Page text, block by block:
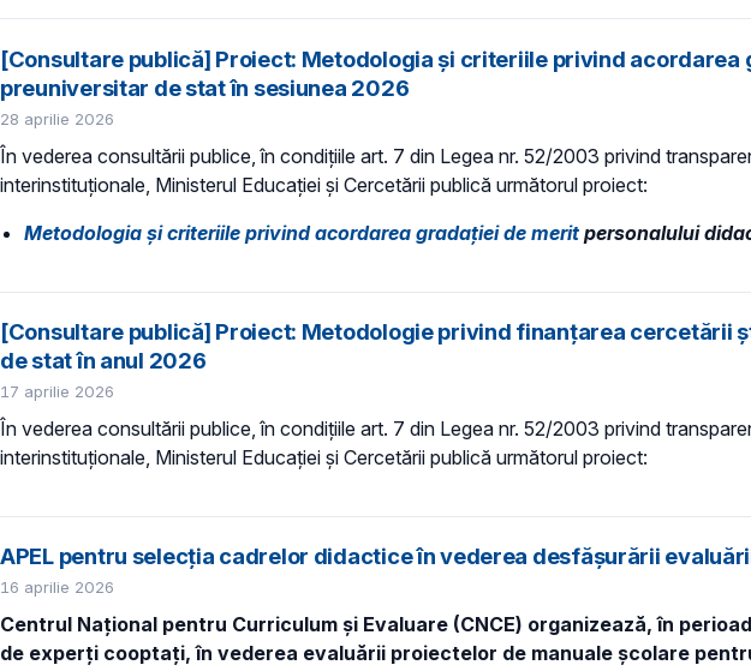
[Consultare publică] Proiect: Metodologia şi criteriile privind
preuniversitar de stat în sesiunea 2026
28 aprilie 2026
În vederea consultării publice, în condiţiile art. 7 din Legea nr. 52/2003 privind
interinstituționale, Ministerul Educaţiei și Cercetării publică următorul proiect:
Metodologia şi criteriile privind acordarea gradaţiei de merit personalului
[Consultare publică] Proiect: Metodologie privind finanțarea
de stat în anul 2026
17 aprilie 2026
În vederea consultării publice, în condiţiile art. 7 din Legea nr. 52/2003 privind
interinstituționale, Ministerul Educaţiei și Cercetării publică următorul proiect:
APEL pentru selecția cadrelor didactice în vederea desfășurării
16 aprilie 2026
Centrul Național pentru Curriculum și Evaluare (CNCE) organizează, în
de experți cooptați, în vederea evaluării proiectelor de manuale școlare